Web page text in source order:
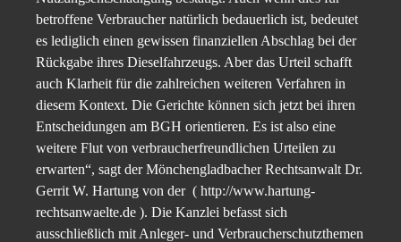
betroffene Verbraucher natürlich bedauerlich ist, bedeutet
es lediglich einen gewissen finanziellen Abschlag bei der
Rückgabe ihres Dieselfahrzeugs. Aber das Urteil schafft
auch Klarheit für die zahlreichen weiteren Verfahren in
diesem Kontext. Die Gerichte können sich jetzt bei ihren
Entscheidungen am BGH orientieren. Es ist also eine
weitere Flut von verbraucherfreundlichen Urteilen zu
erwarten“, sagt der Mönchengladbacher Rechtsanwalt Dr.
Gerrit W. Hartung von der ( http://www.hartung-
rechtsanwaelte.de ). Die Kanzlei befasst sich
ausschließlich mit Anleger- und Verbraucherschutzthemen